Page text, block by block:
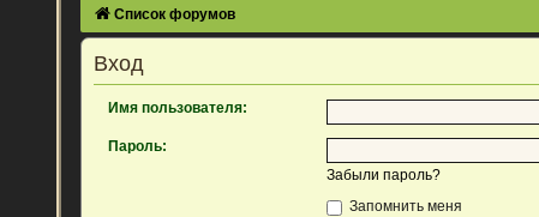
Список форумов
Вход
Имя пользователя:
Пароль:
Забыли пароль?
Запомнить меня